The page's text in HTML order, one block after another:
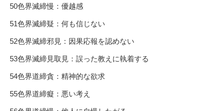
50色界滅締慢：優越感
51色界滅締疑：何も信じない
52色界滅締邪見：因果応報を認めない
53色界滅締見取見：誤った教えに執着する
54色界道締貪：精神的な欲求
55色界道締癡：悪い考え